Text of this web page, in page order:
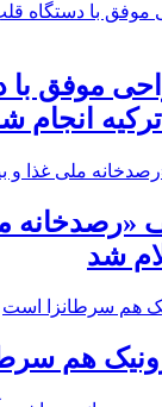
موفق با
انجام
«رصدخانه
شد
هم